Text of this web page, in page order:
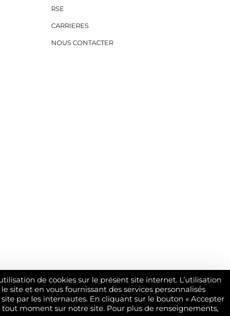
RSE
CARRIERES
NOUS CONTACTER
de cookies sur le présent site internet. L’utilisation
site et en vous fournissant des services personnalisés
par les internautes. En cliquant sur le bouton « Accepter
tout moment sur notre site. Pour plus de renseignements,